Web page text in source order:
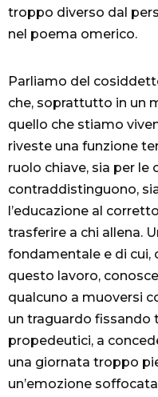
troppo diverso dal
nel poema omerico.
Parliamo del
che, soprattutto in un
quello che stiamo
riveste una funzione
ruolo chiave, sia per
contraddistinguono,
l’educazione al
trasferire a chi allena.
fondamentale e di cui,
questo lavoro,
qualcuno a muoversi
un traguardo fissando
propedeutici, a
una giornata troppo
un’emozione